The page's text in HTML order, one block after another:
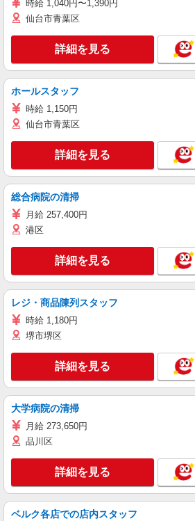
時給 1,040円〜1,390円
仙台市青葉区
詳細を見る
ホールスタッフ
時給 1,150円
仙台市青葉区
詳細を見る
総合病院の清掃
月給 257,400円
港区
詳細を見る
レジ・商品陳列スタッフ
時給 1,180円
堺市堺区
詳細を見る
大学病院の清掃
月給 273,650円
品川区
詳細を見る
ベルク各店での店内スタッフ